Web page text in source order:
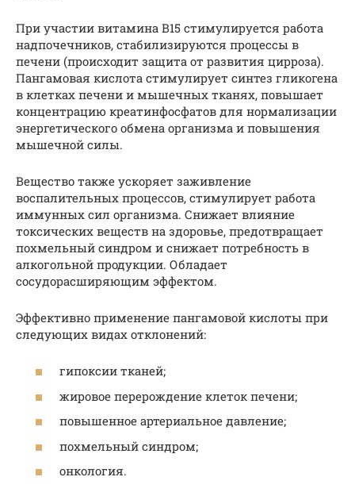
При участии витамина B15 стимулируется работа
надпочечников, стабилизируются процессы в
печени (происходит защита от развития цирроза).
Пангамовая кислота стимулирует синтез гликогена
в клетках печени и мышечных тканях, повышает
концентрацию креатинфосфатов для нормализации
энергетического обмена организма и повышения
мышечной силы.
Вещество также ускоряет заживление
воспалительных процессов, стимулирует работа
иммунных сил организма. Снижает влияние
токсических веществ на здоровье, предотвращает
похмельный синдром и снижает потребность в
алкогольной продукции. Обладает
сосудорасширяющим эффектом.
Эффективно применение пангамовой кислоты при
следующих видах отклонений:
гипоксии тканей;
жировое перерождение клеток печени;
повышенное артериальное давление;
похмельный синдром;
онкология.